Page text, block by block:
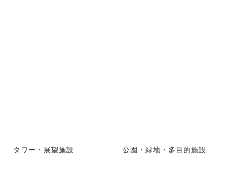
タワー・展望施設 公園・緑地・多目的施設